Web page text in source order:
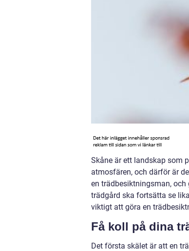
Skåne är ett landskap som
atmosfären, och därför är
en trädbesiktningsman,
trädgård ska fortsätta se
viktigt att göra en
Få koll på dina
Det första skälet är att en